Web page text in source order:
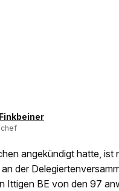
angekündigt hatte, ist
der
Ittigen BE von den 97